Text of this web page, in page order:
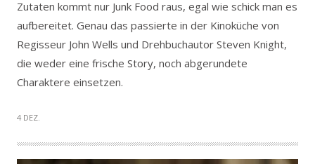
Zutaten kommt nur Junk Food raus, egal wie schick man es
aufbereitet. Genau das passierte in der Kinoküche von
Regisseur John Wells und Drehbuchautor Steven Knight,
die weder eine frische Story, noch abgerundete
Charaktere einsetzen.
4 DEZ.